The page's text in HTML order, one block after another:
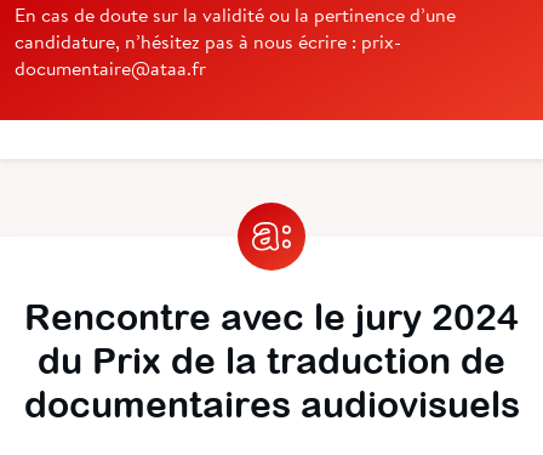
En cas de doute sur la validité ou la pertinence d’une
candidature, n’hésitez pas à nous écrire : prix-
documentaire@ataa.fr
Rencontre avec le jury 2024
du Prix de la traduction de
documentaires audiovisuels